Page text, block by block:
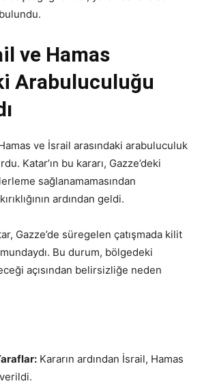
ve Hamas
Arabuluculuğu
ve İsrail arasındaki arabuluculuk
Katar’ın bu kararı, Gazze’deki
sağlanamamasından
ardından geldi.
Gazze’de süregelen çatışmada kilit
Bu durum, bölgedeki
açısından belirsizliğe neden
Kararın ardından İsrail, Hamas